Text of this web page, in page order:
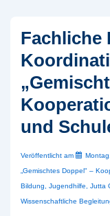
Fachliche
und
Veröffentlicht am
„Gemischtes Doppel" –
Bildung
Jugendhilfe Jutta
Wissenschaftliche